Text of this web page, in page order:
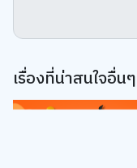
เรื่องที่น่าสนใจอื่นๆ